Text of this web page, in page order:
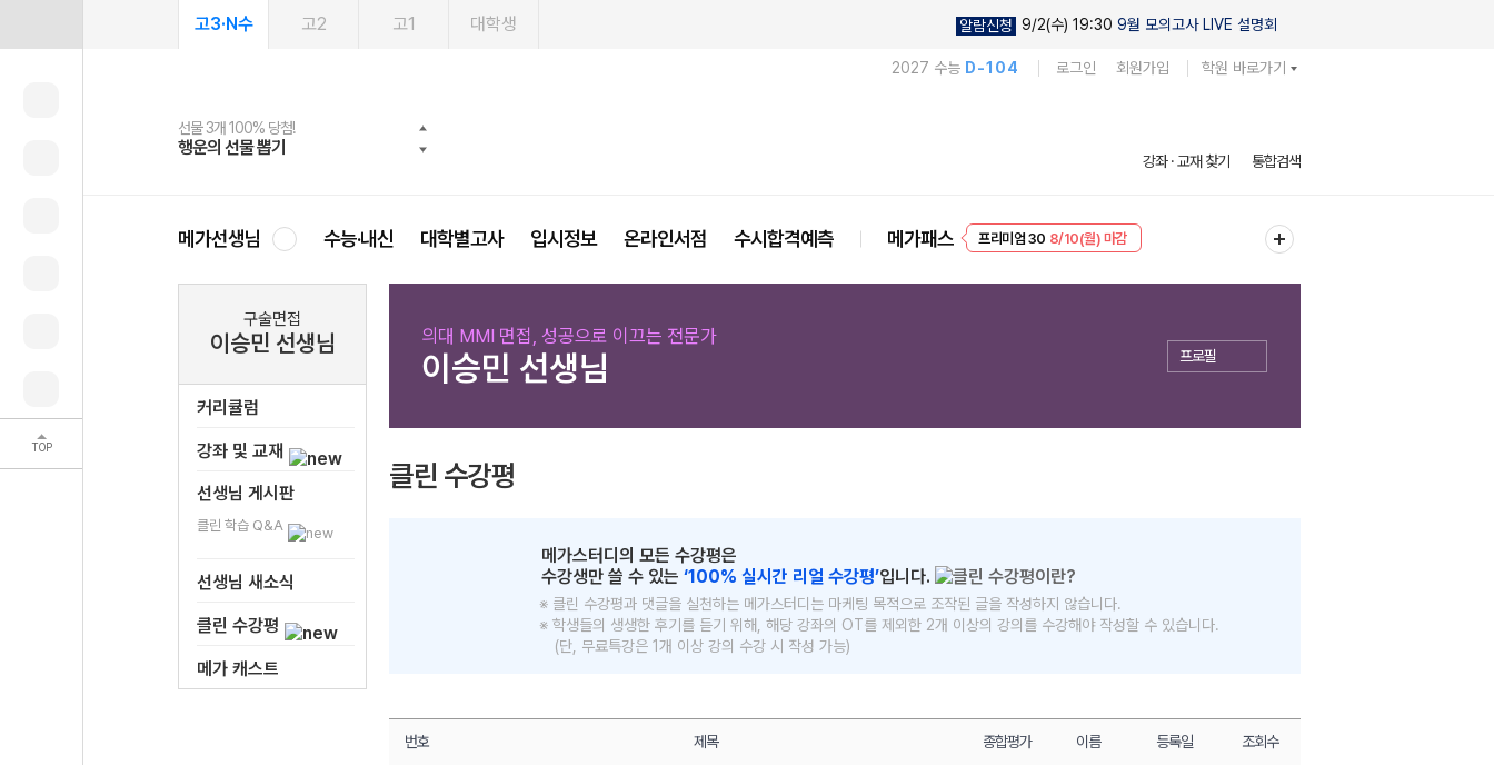
TOP
고3·N수 고2 고1 대학생 알람신청 9/2(수) 19:30 9월 모의고사 LIVE 설명회
2027 수능 D-104 로그인 회원가입 학원 바로가기
선물 3개 100% 당첨!
행운의 선물 뽑기
선물 100% 증정!
메가스터디 X 올리브
여름방학 스터디 캐시백
메가런 썸머스쿨
2027 러셀 단과
강사 공개선발
스마트러닝앱
설문 EVENT
메가패스
3일 무료 체험권
메가패스 수강생 무료혜택!
메가클럽 멤버십
사회공헌 캠페인
희망이룸 메가나눔
강좌 · 교재 찾기 통합검색
메가선생님 수능·내신 대학별고사 입시정보 온라인서점 수시합격예측 메가패스
EVENT 8/10(월) 마감
구술면접
이승민 선생님
커리큘럼
강좌 및 교재
선생님 게시판
클린 학습 Q&A
선생님 새소식
클린 수강평
메가 캐스트
의대 MMI 면접, 성공으로 이끄는 전문가
이승민 선생님 프로필
클린 수강평
메가스터디의 모든 수강평은
수강생만 쓸 수 있는 ‘100% 실시간 리얼 수강평’입니다.
※ 클린 수강평과 댓글을 실천하는 메가스터디는 마케팅 목적으로 조작된 글을 작성하지 않습니다.
※ 학생들의 생생한 후기를 듣기 위해, 해당 강좌의 OT를 제외한 2개 이상의 강의를 수강해야 작성할 수 있습니다.
(단, 무료특강은 1개 이상 강의 수강 시 작성 가능)
번호 제목 종합평가 이름 등록일 조회수